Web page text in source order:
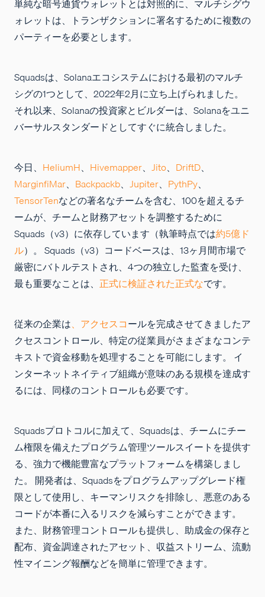
単純な暗号通貨ウォレットとは対照的に、マルチシグウ
ォレットは、トランザクションに署名するために複数の
パーティーを必要とします。
Squadsは、Solanaエコシステムにおける最初のマルチ
シグの1つとして、2022年2月に立ち上げられました。
それ以来、Solanaの投資家とビルダーは、Solanaをユニ
バーサルスタンダードとしてすぐに統合しました。
今日、 HeliumH、 Hivemapper、 Jito、 DriftD、
MarginfiMar、 Backpackb、 Jupiter、 PythPy、
TensorTenなどの著名なチームを含む、100を超えるチ
ームが、チームと財務アセットを調整するために
Squads（v3）に依存しています（執筆時点では約5億ド
ル）。 Squads（v3）コードベースは、13ヶ月間市場で
厳密にバトルテストされ、4つの独立した監査を受け、
最も重要なことは、 正式に検証された正式なです。
従来の企業は、アクセスコールを完成させてきましたア
クセスコントロール、特定の従業員がさまざまなコンテ
キストで資金移動を処理することを可能にします。 イ
ンターネットネイティブ組織が意味のある規模を達成す
るには、同様のコントロールも必要です。
Squadsプロトコルに加えて、Squadsは、チームにチー
ム権限を備えたプログラム管理ツールスイートを提供す
る、強力で機能豊富なプラットフォームを構築しまし
た。 開発者は、Squadsをプログラムアップグレード権
限として使用し、キーマンリスクを排除し、悪意のある
コードが本番に入るリスクを減らすことができます。
また、財務管理コントロールも提供し、助成金の保存と
配布、資金調達されたアセット、収益ストリーム、流動
性マイニング報酬などを簡単に管理できます。